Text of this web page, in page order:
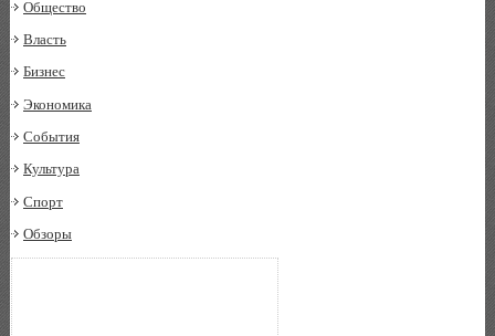
Общество
Власть
Бизнес
Экономика
События
Культура
Спорт
Обзоры